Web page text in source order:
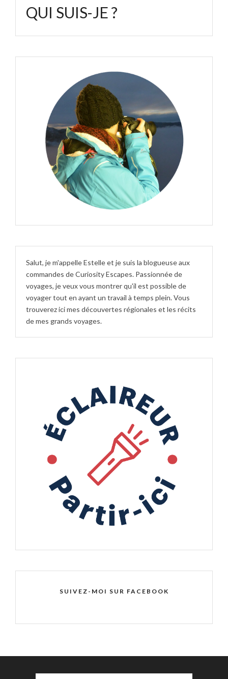
QUI SUIS-JE ?
Salut, je m'appelle Estelle et je suis la blogueuse aux
commandes de Curiosity Escapes. Passionnée de
voyages, je veux vous montrer qu'il est possible de
voyager tout en ayant un travail à temps plein. Vous
trouverez ici mes découvertes régionales et les récits
de mes grands voyages.
SUIVEZ-MOI SUR FACEBOOK